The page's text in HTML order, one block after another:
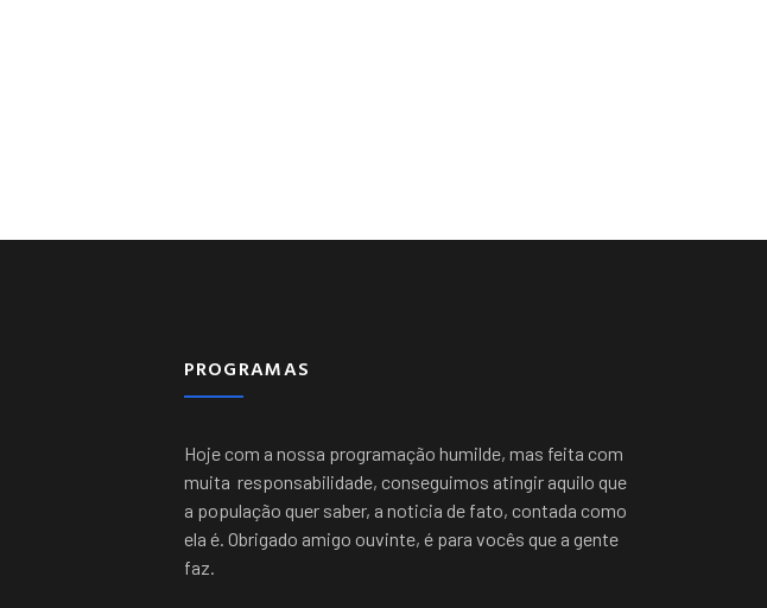
PROGRAMAS
Hoje com a nossa programação humilde, mas feita com
muita responsabilidade, conseguimos atingir aquilo que
a população quer saber, a noticia de fato, contada como
ela é. Obrigado amigo ouvinte, é para vocês que a gente
faz.